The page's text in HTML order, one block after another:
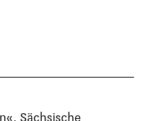
Sächsische